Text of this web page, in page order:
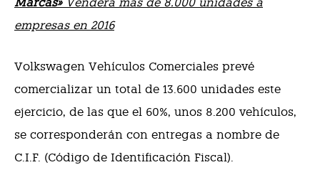
empresas en 2016
Volkswagen Vehículos Comerciales prevé
comercializar un total de 13.600 unidades este
ejercicio, de las que el 60%, unos 8.200 vehículos,
se corresponderán con entregas a nombre de
C.I.F. (Código de Identificación Fiscal).